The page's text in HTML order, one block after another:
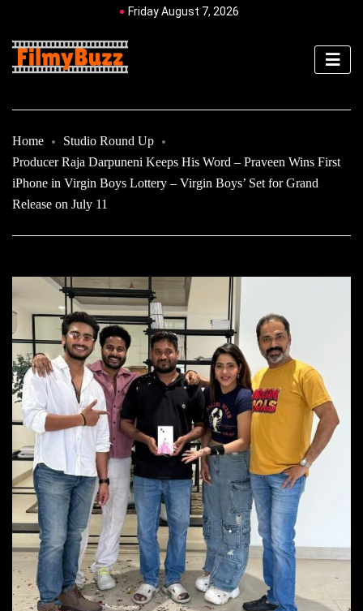
Friday August 7, 2026
Home
Studio Round Up
Producer Raja Darpuneni Keeps His Word – Praveen Wins First
iPhone in Virgin Boys Lottery – Virgin Boys’ Set for Grand
Release on July 11